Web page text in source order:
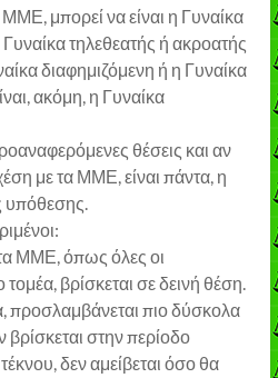
μπορεί να είναι η Γυναίκα
τηλεθεατής ή ακροατής
διαφημιζόμενη ή η Γυναίκα
ακόμη, η Γυναίκα
θέσεις και αν
με τα ΜΜΕ, είναι πάντα, η
υπόθεσης.
ΜΜΕ, όπως όλες οι
τομέα, βρίσκεται σε δεινή θέση.
προσλαμβάνεται πιο δύσκολα
βρίσκεται στην περίοδο
δεν αμείβεται όσο θα